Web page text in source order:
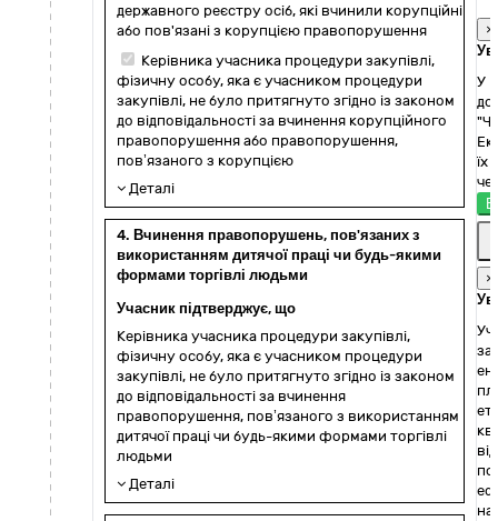
державного реєстру осіб, які вчинили корупційні
або пов'язані з корупцією правопорушення
Керівника учасника процедури закупівлі,
фізичну особу, яка є учасником процедури
закупівлі, не було притягнуто згідно із законом
до відповідальності за вчинення корупційного
правопорушення або правопорушення,
пов’язаного з корупцією
Деталі
4. Вчинення правопорушень, пов'язаних з
використанням дитячої праці чи будь-якими
формами торгівлі людьми
Учасник підтверджує, що
Керівника учасника процедури закупівлі,
фізичну особу, яка є учасником процедури
закупівлі, не було притягнуто згідно із законом
до відповідальності за вчинення
правопорушення, пов’язаного з використанням
дитячої праці чи будь-якими формами торгівлі
людьми
Деталі
×
У
їх
×
на